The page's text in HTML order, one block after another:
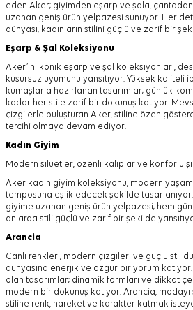
eden Aker; giyimden eşarp ve şala,
uzanan geniş ürün yelpazesi sunuyor. Her
dünyası, kadınların stilini güçlü ve zarif bir
Eşarp & Şal Koleksiyonu
Aker’in ikonik eşarp ve şal koleksiyonları,
kusursuz uyumunu yansıtıyor. Yüksek kaliteli
kumaşlarla hazırlanan tasarımlar; günlük
kadar her stile zarif bir dokunuş katıyor.
çizgilerle buluşturan Aker, stiline özen
tercihi olmaya devam ediyor.
Kadın Giyim
Modern siluetler, özenli kalıplar ve konforlu
Aker kadın giyim koleksiyonu, modern
temposuna eşlik edecek şekilde tasarlanıyor.
giyime uzanan geniş ürün yelpazesi; hem
anlarda stili güçlü ve zarif bir şekilde
Arancia
Canlı renkleri, modern çizgileri ve güçlü stil
dünyasına enerjik ve özgür bir yorum katıyor.
olan tasarımlar; dinamik formları ve dikkat
modern bir dokunuş katıyor. Arancia,
stiline renk, hareket ve karakter katmak